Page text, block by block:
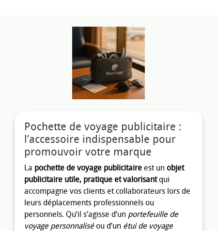
Pochette de voyage publicitaire :
l’accessoire indispensable pour
promouvoir votre marque
La pochette de voyage publicitaire est un objet
publicitaire utile, pratique et valorisantqui
accompagne vos clients et collaborateurs lors de
leurs déplacements professionnels ou
personnels. Qu’il s’agisse d’un portefeuille de
voyage personnaliséou d’un étui de voyage